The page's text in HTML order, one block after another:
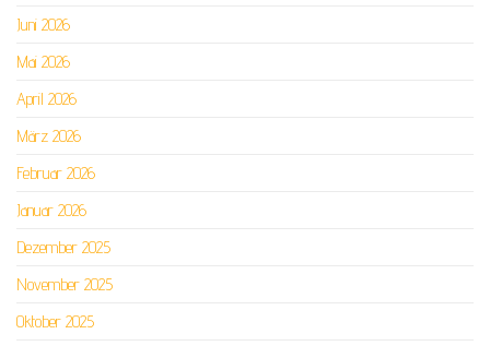
Juni 2026
Mai 2026
April 2026
März 2026
Februar 2026
Januar 2026
Dezember 2025
November 2025
Oktober 2025